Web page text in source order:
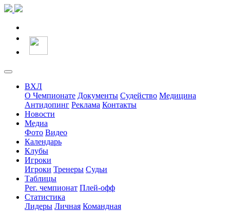
ВХЛ
О Чемпионате Документы Судейство Медицина
Антидопинг Реклама Контакты
Новости
Медиа
Фото Видео
Календарь
Клубы
Игроки
Игроки Тренеры Судьи
Таблицы
Рег. чемпионат Плей-офф
Статистика
Лидеры Личная Командная